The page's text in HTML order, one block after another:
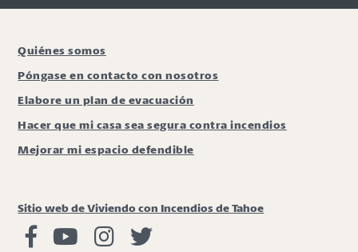
Quiénes somos
Póngase en contacto con nosotros
Elabore un plan de evacuación
Hacer que mi casa sea segura contra incendios
Mejorar mi espacio defendible
Sitio web de Viviendo con Incendios de Tahoe
Viviendo con Incendios Facebook
Vivir con fuego Youtube
Vivir con fuego Instagram